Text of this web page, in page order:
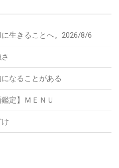
生きることへ。2026/8/6
なることがある
定】ＭＥＮＵ